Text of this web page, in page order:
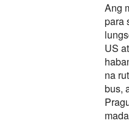
Ang
para
US
na
bus,